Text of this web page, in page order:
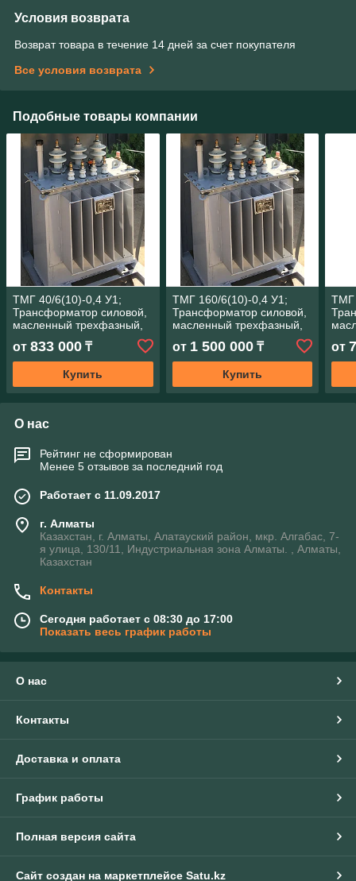
Условия возврата
Возврат товара в течение 14 дней за счет покупателя
Все условия возврата
Подобные товары компании
ТМГ 40/6(10)-0,4 У1;
Трансформатор силовой,
масленный трехфазный,
мощность 40 кВА
от 833 000 ₸
Купить
ТМГ 160/6(10)-0,4 У1;
Трансформатор силовой,
масленный трехфазный,
мощность 100 кВА
от 1 500 000₸
Купить
ТМГ
от
О нас
Рейтинг не сформирован
Менее 5 отзывов за последний год
Работает с 11.09.2017
г. Алматы
Казахстан, г. Алматы, Алатауский район, мкр. Алгабас, 7-
я улица, 130/11, Индустриальная зона Алматы. , Алматы,
Казахстан
Контакты
Сегодня работает с 08:30 до 17:00
Показать весь график работы
О нас
Контакты
Доставка и оплата
График работы
Полная версия сайта
Сайт создан на маркетплейсе Satu.kz